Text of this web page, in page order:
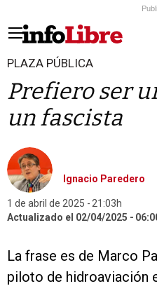
PLAZA PÚBLICA
Prefiero ser
un fascista
Ignacio Paredero
1 de abril de 2025
21:03h
Actualizado el 02/04/2025
La frase es de Marco
piloto de hidroaviación